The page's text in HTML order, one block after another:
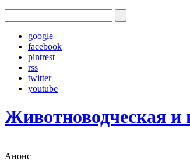
google
facebook
pintrest
rss
twitter
youtube
Животноводческая и
Анонс